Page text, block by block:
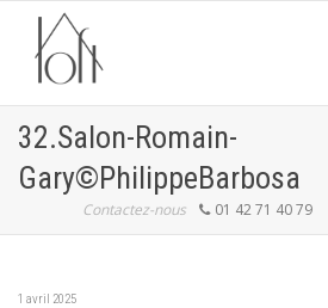
32.Salon-Romain-
Gary©PhilippeBarbosa
Contactez-nous 01 42 71 40 79
1 avril 2025